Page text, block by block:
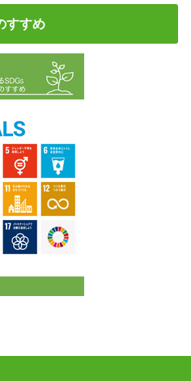
すすめ